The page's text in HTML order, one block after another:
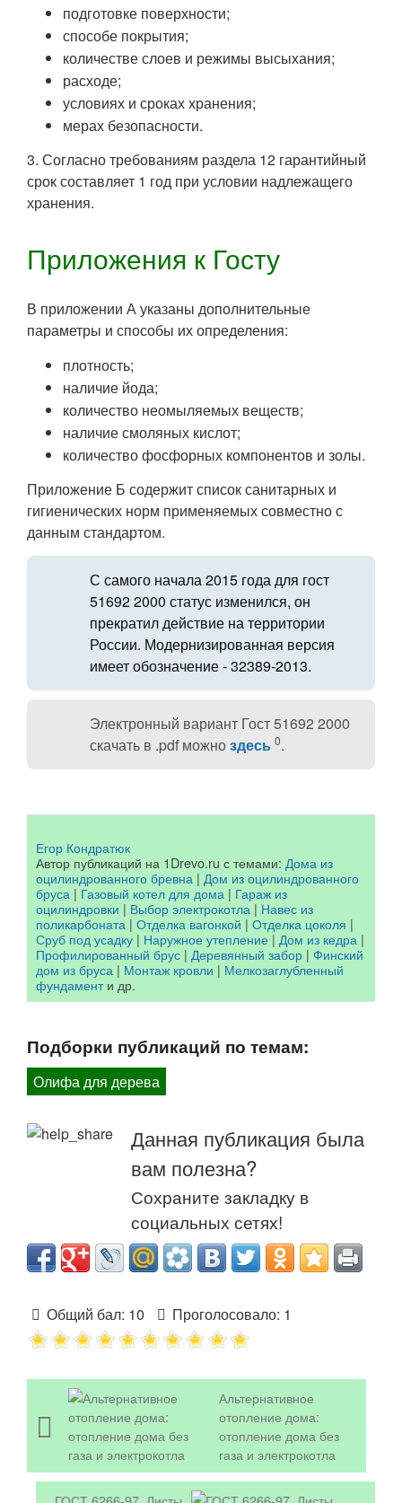
подготовке поверхности;
способе покрытия;
количестве слоев и режимы высыхания;
расходе;
условиях и сроках хранения;
мерах безопасности.
3. Согласно требованиям раздела 12 гарантийный
срок составляет 1 год при условии надлежащего
хранения.
Приложения к Госту
В приложении А указаны дополнительные
параметры и способы их определения:
плотность;
наличие йода;
количество неомыляемых веществ;
наличие смоляных кислот;
количество фосфорных компонентов и золы.
Приложение Б содержит список санитарных и
гигиенических норм применяемых совместно с
данным стандартом.
С самого начала 2015 года для гост
51692 2000 статус изменился, он
прекратил действие на территории
России. Модернизированная версия
имеет обозначение - 32389-2013.
Электронный вариант Гост 51692 2000
скачать в .pdf можноздесь 0.
Егор Кондратюк
Автор публикаций на 1Drevo.ru с темами: Дома из
оцилиндрованного бревна | Дом из оцилиндрованного
бруса |Газовый котел для дома | Гараж из
оцилиндровки | Выбор электрокотла| Навес из
поликарбоната | Отделка вагонкой | Отделка цоколя |
Сруб под усадку | Наружное утепление| Дом из кедра |
Профилированный брус | Деревянный забор | Финский
дом из бруса | Монтаж кровли | Мелкозаглубленный
фундаменти др.
Подборки публикаций по темам:
Олифа для дерева
Данная публикация была
вам полезна?
Сохраните закладку в
социальных сетях!
Общий бал: 10 Проголосовало: 1
Альтернативное
отопление дома:
отопление дома без
газа и электрокотла